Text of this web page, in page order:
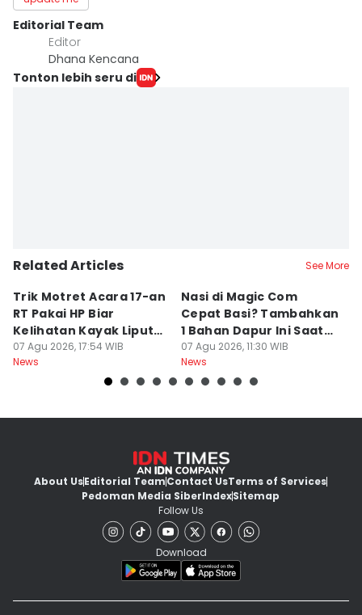
Editorial Team
Editor
Dhana Kencana
Tonton lebih seru di
Related Articles See More
Trik Motret Acara 17-an
RT Pakai HP Biar
Kelihatan Kayak Liputan
Festival Nasional
07 Agu 2026, 17:54 WIB
News
Nasi di Magic Com
Cepat Basi? Tambahkan
1 Bahan Dapur Ini Saat
Menanak, Awet 2 Hari
07 Agu 2026, 11:30 WIB
News
About UsEditorial TeamContact UsTerms of Services
Pedoman Media SiberIndexSitemap
Follow Us
Download